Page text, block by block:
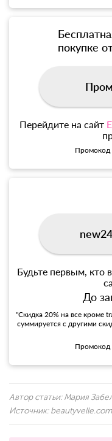
покупке
Перейдите на сайт
Промокод
new24
Будьте первым, кто
До
"Скидка 20% на все кроме
суммируется с другими
Промокод
Автор статьи: Мария
Источник: beautyvelle.com